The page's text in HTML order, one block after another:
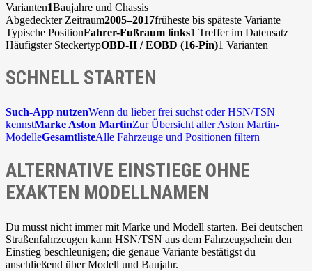
Varianten1Baujahre und Chassis
Abgedeckter Zeitraum2005–2017früheste bis späteste Variante
Typische PositionFahrer-Fußraum links1 Treffer im Datensatz
Häufigster SteckertypOBD-II / EOBD (16-Pin)1 Varianten
SCHNELL STARTEN
Such-App nutzenWenn du lieber frei suchst oder HSN/TSN
kennstMarke Aston MartinZur Übersicht aller Aston Martin-
ModelleGesamtlisteAlle Fahrzeuge und Positionen filtern
ALTERNATIVE EINSTIEGE OHNE
EXAKTEN MODELLNAMEN
Du musst nicht immer mit Marke und Modell starten. Bei deutschen
Straßenfahrzeugen kann HSN/TSN aus dem Fahrzeugschein den
Einstieg beschleunigen; die genaue Variante bestätigst du
anschließend über Modell und Baujahr.